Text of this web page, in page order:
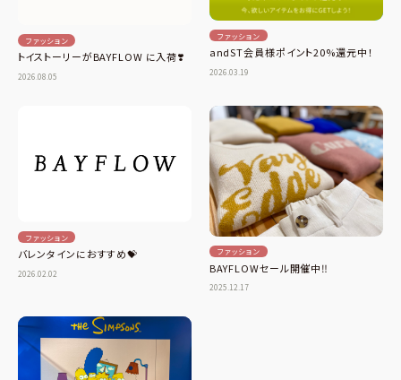
ファッション
トイストーリーがBAYFLOW に入荷❣️
2026.08.05
ファッション
andST会員様ポイント20%還元中！
2026.03.19
ファッション
バレンタインにおすすめ💝
2026.02.02
ファッション
BAYFLOWセール開催中‼️
2025.12.17